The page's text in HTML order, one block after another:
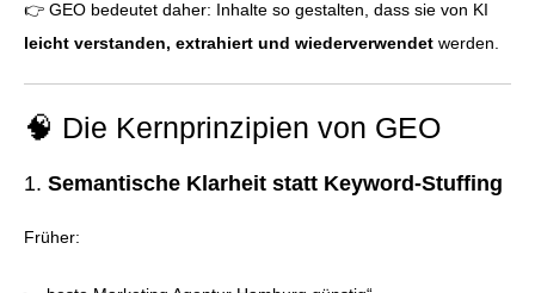
👉 GEO bedeutet daher: Inhalte so gestalten, dass sie von KI
leicht verstanden, extrahiert und wiederverwendet werden.
🧠 Die Kernprinzipien von GEO
1. Semantische Klarheit statt Keyword-Stuffing
Früher: